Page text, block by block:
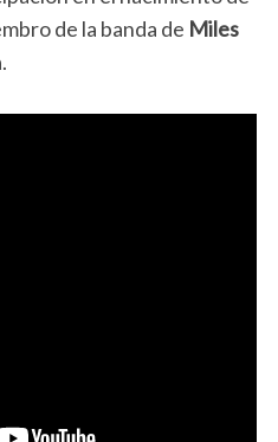
de la banda de Miles